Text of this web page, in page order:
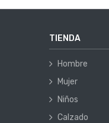
TIENDA
Hombre
Mujer
Niños
Calzado